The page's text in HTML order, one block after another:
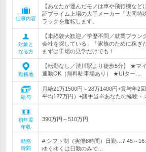
仕事内容
【あなたが運んだモノは車や飛行機など
証プライム上場の大手メーカー「大同特
ラックを運転します。
対象と
なる方
【未経験大歓迎／学歴不問／就業ブラン
会社を探している」「家族のために稼ぎ
まずは工場の見学だけでも！
勤務地
【転勤なし／渋川駅より徒歩5分】 ★マ
通勤OK（無料駐車場あり） ★UIター…
給与
月給21万1500円～28万1400円+賞与年2
平均127万円）+諸手当※あなたの経験・
初年度
年収
390万円～510万円
勤務
時間
# シフト制（実働8時間）日勤…7:45～
ゆくゆくは日勤のみで…